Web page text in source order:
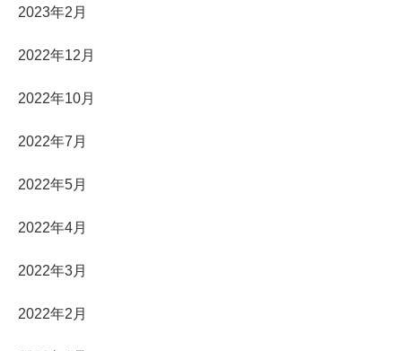
2023年2月
2022年12月
2022年10月
2022年7月
2022年5月
2022年4月
2022年3月
2022年2月